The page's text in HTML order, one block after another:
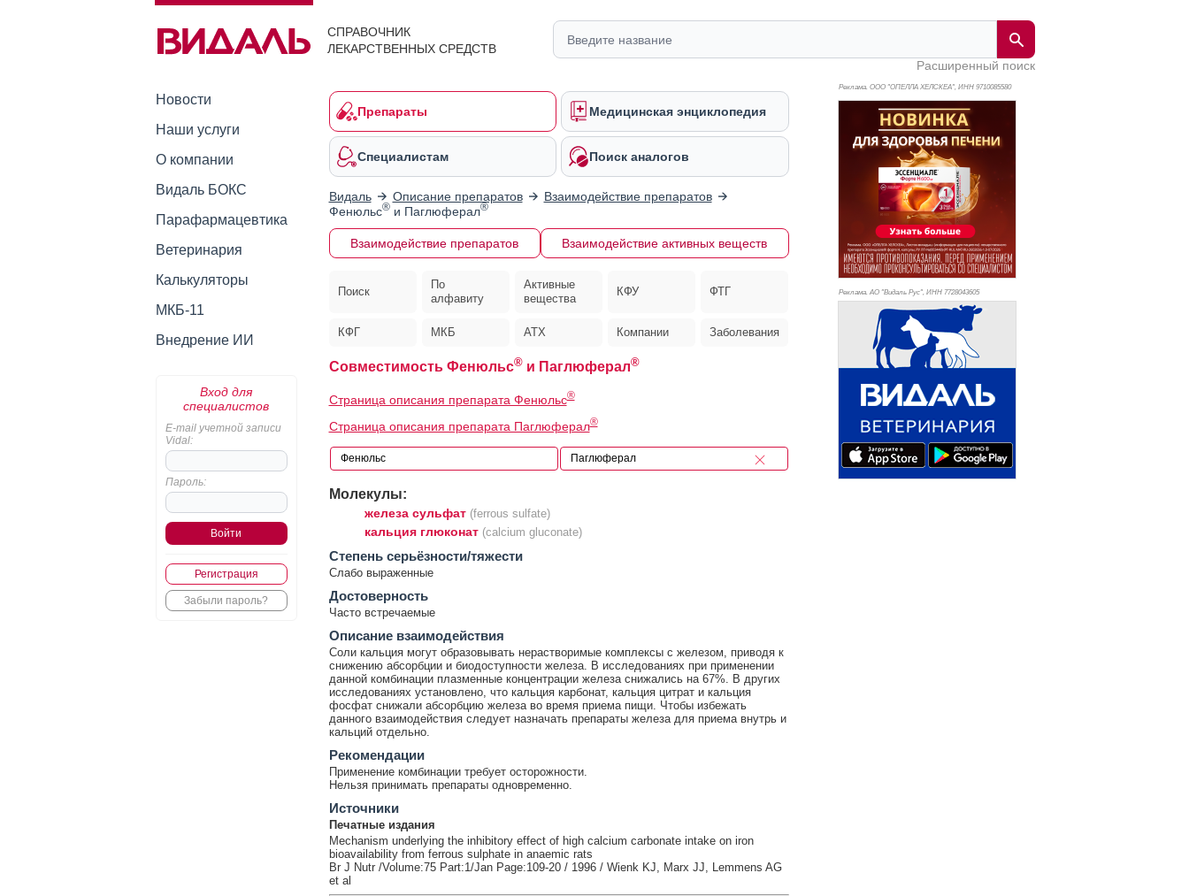
СПРАВОЧНИК
ЛЕКАРСТВЕННЫХ СРЕДСТВ
Расширенный поиск
Новости
Наши услуги
О компании
Видаль БОКС
Парафармацевтика
Ветеринария
Калькуляторы
МКБ-11
Внедрение ИИ
Вход для
специалистов
E-mail учетной записи
Vidal:
Пароль:
Регистрация
Забыли пароль?
Препараты Медицинская энциклопедия
Специалистам Поиск аналогов
Видаль Описание препаратов
Взаимодействие препаратов
Фенюльс®и Паглюферал®
Взаимодействие препаратов Взаимодействие активных веществ
Поиск
По
алфавиту
Активные
вещества
КФУ ФТГ
КФГ МКБ АТХ Компании Заболевания
Совместимость Фенюльс®и Паглюферал®
Страница описания препарата Фенюльс®
Страница описания препарата Паглюферал®
Молекулы:
железа сульфат (ferrous sulfate)
кальция глюконат (calcium gluconate)
Cтепень серьёзности/тяжести
Слабо выраженные
Достоверность
Часто встречаемые
Описание взаимодействия
Соли кальция могут образовывать нерастворимые комплексы с железом, приводя к
снижению абсорбции и биодоступности железа. В исследованиях при применении
данной комбинации плазменные концентрации железа снижались на 67%. В других
исследованиях установлено, что кальция карбонат, кальция цитрат и кальция
фосфат снижали абсорбцию железа во время приема пищи. Чтобы избежать
данного взаимодействия следует назначать препараты железа для приема внутрь и
кальций отдельно.
Рекомендации
Применение комбинации требует осторожности.
Нельзя принимать препараты одновременно.
Источники
Печатные издания
Mechanism underlying the inhibitory effect of high calcium carbonate intake on iron
bioavailability from ferrous sulphate in anaemic rats
Br J Nutr /Volume:75 Part:1/Jan Page:109-20 / 1996 / Wienk KJ, Marx JJ, Lemmens AG
et al
Реклама. ООО "ОПЕЛЛА ХЕЛСКЕА", ИНН 9710085580
Реклама. АО "Видаль Рус", ИНН 7728043605